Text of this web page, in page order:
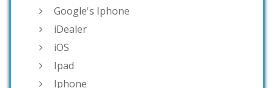
Google's Iphone
iDealer
iOS
Ipad
Iphone